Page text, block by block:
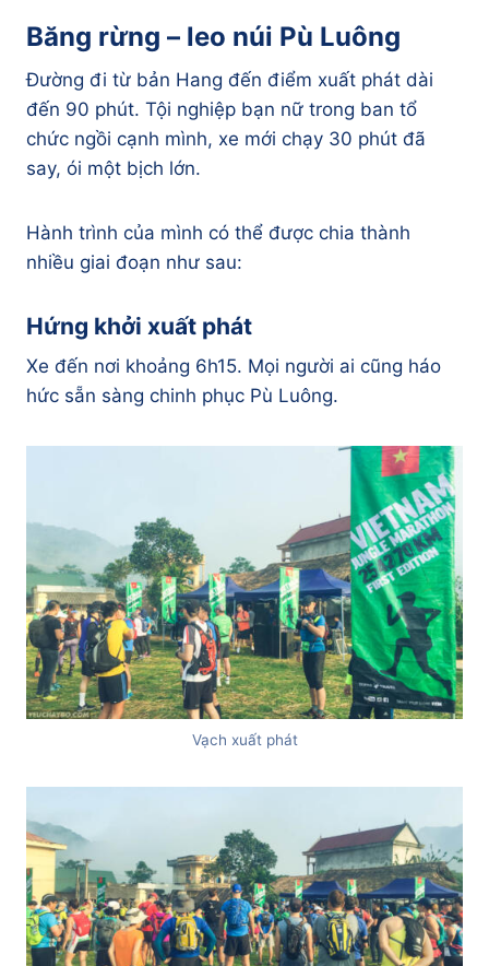
Băng rừng – leo núi Pù Luông
​Đường đi từ bản Hang đến điểm xuất phát dài
đến 90 phút. Tội nghiệp bạn nữ trong ban tổ
chức ngồi cạnh mình, xe mới chạy 30 phút đã
say, ói một bịch lớn.
Hành trình của mình có thể được chia thành
nhiều giai đoạn như sau:
Hứng khởi xuất phát
Xe đến nơi khoảng 6h15. Mọi người ai cũng háo
hức sẵn sàng chinh phục Pù Luông.
Vạch xuất phát